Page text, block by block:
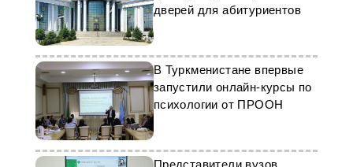
дверей для абитуриентов
В Туркменистане впервые
запустили онлайн-курсы по
психологии от ПРООН
Представители вузов